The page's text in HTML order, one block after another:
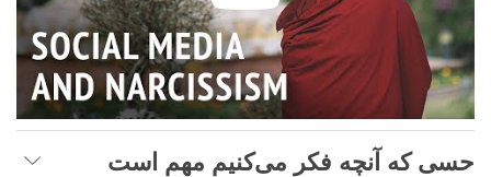
حسی که آنچه فکر می‌کنیم مهم است